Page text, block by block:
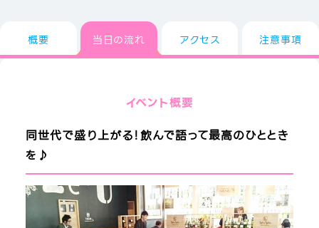
概要 当日の流れ アクセス 注意事項
イベント概要
同世代で盛り上がる！飲んで語って最高のひととき
を♪